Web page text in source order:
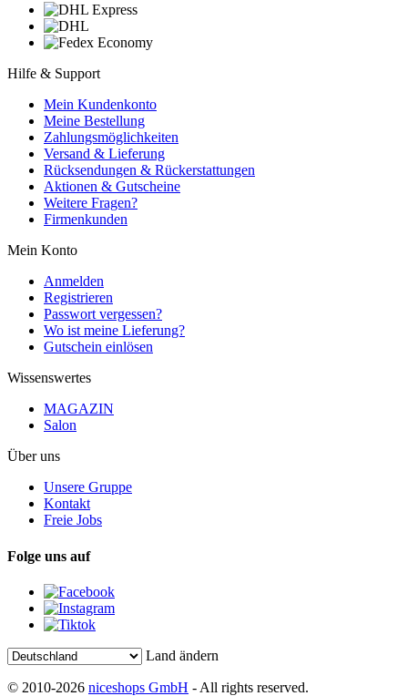
Hilfe & Support
Mein Kundenkonto
Meine Bestellung
Zahlungsmöglichkeiten
Versand & Lieferung
Rücksendungen & Rückerstattungen
Aktionen & Gutscheine
Weitere Fragen?
Firmenkunden
Mein Konto
Anmelden
Registrieren
Passwort vergessen?
Wo ist meine Lieferung?
Gutschein einlösen
Wissenswertes
MAGAZIN
Salon
Über uns
Unsere Gruppe
Kontakt
Freie Jobs
Folge uns auf
Land ändern
© 2010-2026 niceshops GmbH - All rights reserved.